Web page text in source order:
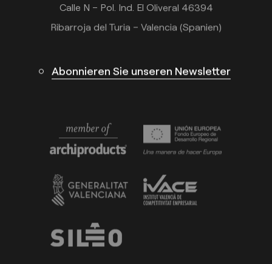
Calle N – Pol. Ind. El Oliveral 46394
Ribarroja del Turia – Valencia (Spanien)
Abonnieren Sie unseren Newsletter